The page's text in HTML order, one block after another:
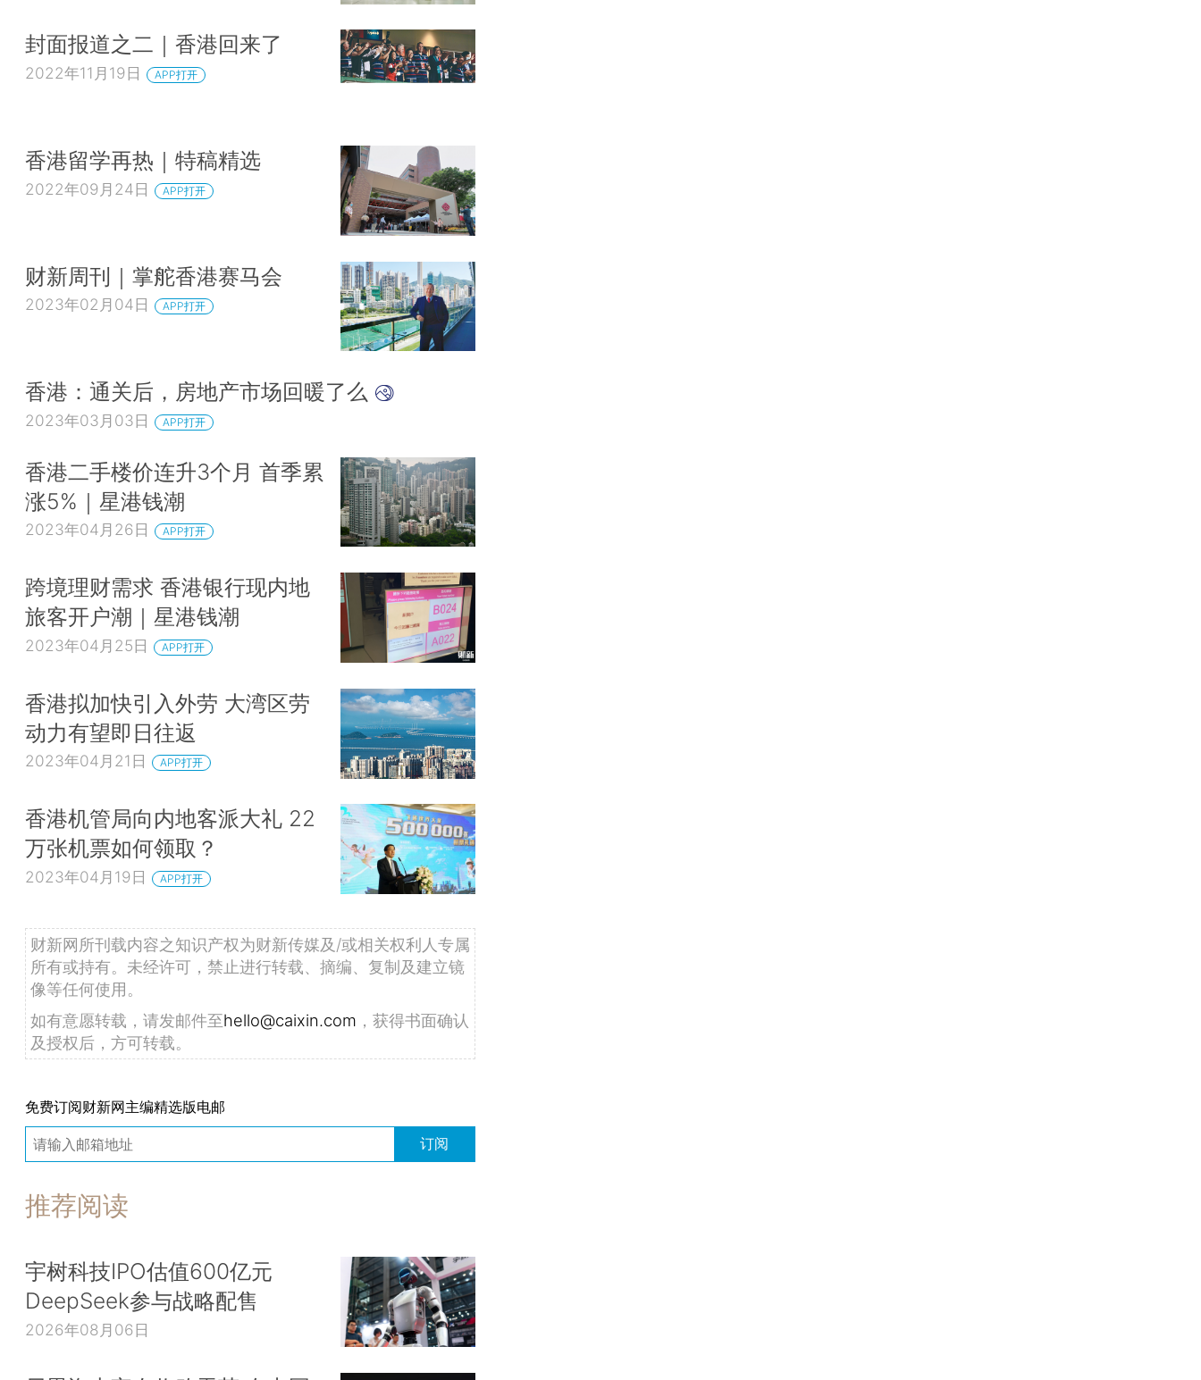
封面报道之二｜香港回来了
2022年11月19日 APP打开
香港留学再热｜特稿精选
2022年09月24日 APP打开
财新周刊｜掌舵香港赛马会
2023年02月04日 APP打开
香港：通关后，房地产市场回暖了么
2023年03月03日 APP打开
香港二手楼价连升3个月 首季累
涨5%｜星港钱潮
2023年04月26日 APP打开
跨境理财需求 香港银行现内地
旅客开户潮｜星港钱潮
2023年04月25日 APP打开
香港拟加快引入外劳 大湾区劳
动力有望即日往返
2023年04月21日 APP打开
香港机管局向内地客派大礼 22
万张机票如何领取？
2023年04月19日 APP打开
财新网所刊载内容之知识产权为财新传媒及/或相关权利人专属
所有或持有。未经许可，禁止进行转载、摘编、复制及建立镜
像等任何使用。
如有意愿转载，请发邮件至hello@caixin.com ，获得书面确认
及授权后，方可转载。
免费订阅财新网主编精选版电邮
订阅
推荐阅读
宇树科技IPO估值600亿元
DeepSeek参与战略配售
2026年08月06日